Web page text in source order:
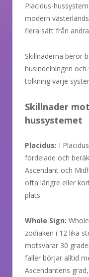
Placidus-
modern
flera sätt från
Skillnaderna berör
husindelningen
tolkning varje
Skillnader
hussystemet
Placidus: I
fördelade och
Ascendant och
ofta längre eller
plats.
Whole Sign:
zodiaken i 12 lika
motsvarar 30
faller börjar alltid
Ascendantens